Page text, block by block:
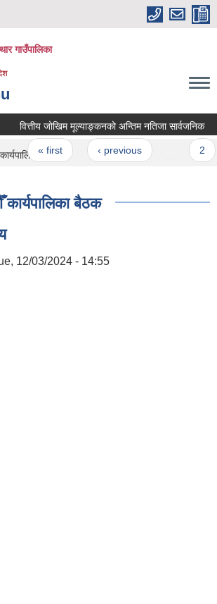
गाउँपालिका
वित्तीय जोखिम मूल्याङ्कनको अन्तिम नतिजा सार्वजनिक
Pages
« first ‹ previous
बैठक
बैठक
12/03/2024 - 14:55